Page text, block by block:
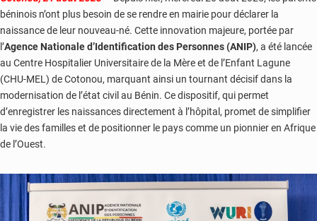
béninois n’ont plus besoin de se rendre en mairie pour déclarer la
naissance de leur nouveau-né. Cette innovation majeure, portée par
l’Agence Nationale d’Identification des Personnes (ANIP), a été lancée
au Centre Hospitalier Universitaire de la Mère et de l’Enfant Lagune
(CHU-MEL) de Cotonou, marquant ainsi un tournant décisif dans la
modernisation de l’état civil au Bénin. Ce dispositif, qui permet
d’enregistrer les naissances directement à l’hôpital, promet de simplifier
la vie des familles et de positionner le pays comme un pionnier en Afrique
de l’Ouest.